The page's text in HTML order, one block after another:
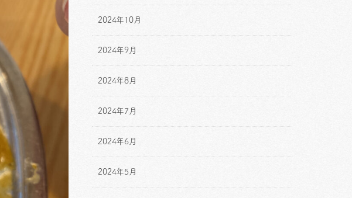
2024年10月
2024年9月
2024年8月
2024年7月
2024年6月
2024年5月